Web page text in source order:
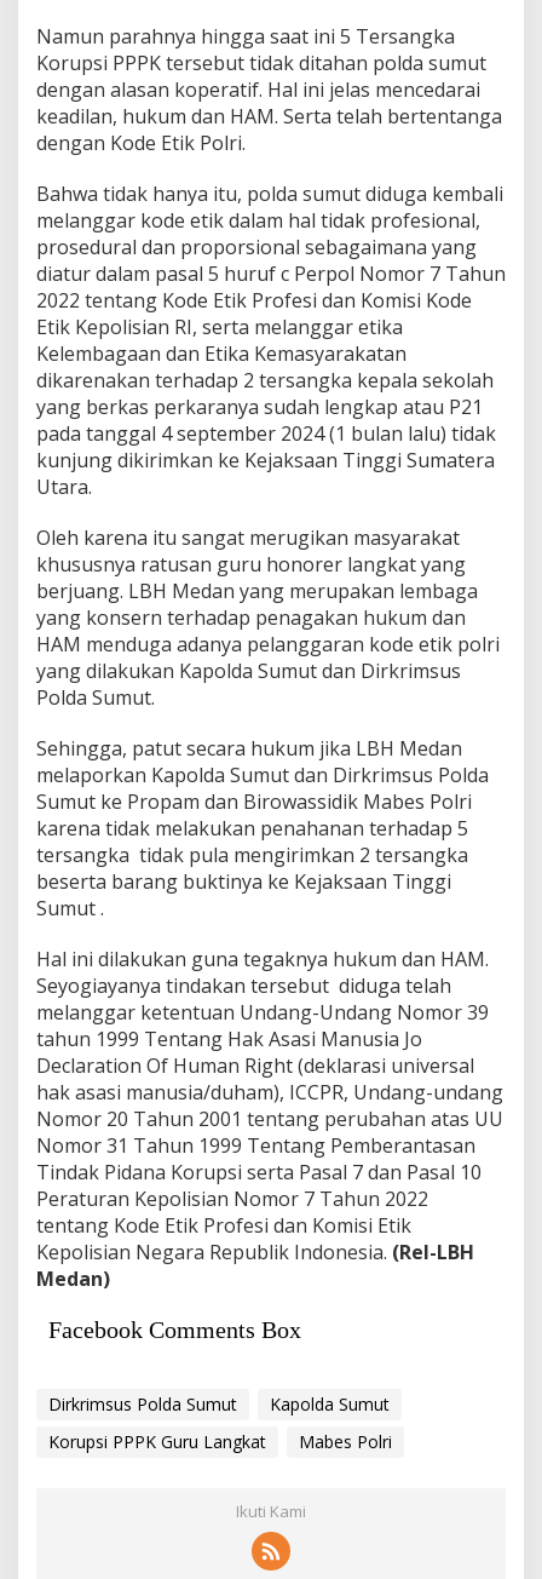
Namun parahnya hingga saat ini 5 Tersangka
Korupsi PPPK tersebut tidak ditahan polda sumut
dengan alasan koperatif. Hal ini jelas mencedarai
keadilan, hukum dan HAM. Serta telah bertentanga
dengan Kode Etik Polri.
Bahwa tidak hanya itu, polda sumut diduga kembali
melanggar kode etik dalam hal tidak profesional,
prosedural dan proporsional sebagaimana yang
diatur dalam pasal 5 huruf c Perpol Nomor 7 Tahun
2022 tentang Kode Etik Profesi dan Komisi Kode
Etik Kepolisian RI, serta melanggar etika
Kelembagaan dan Etika Kemasyarakatan
dikarenakan terhadap 2 tersangka kepala sekolah
yang berkas perkaranya sudah lengkap atau P21
pada tanggal 4 september 2024 (1 bulan lalu) tidak
kunjung dikirimkan ke Kejaksaan Tinggi Sumatera
Utara.
Oleh karena itu sangat merugikan masyarakat
khususnya ratusan guru honorer langkat yang
berjuang. LBH Medan yang merupakan lembaga
yang konsern terhadap penagakan hukum dan
HAM menduga adanya pelanggaran kode etik polri
yang dilakukan Kapolda Sumut dan Dirkrimsus
Polda Sumut.
Sehingga, patut secara hukum jika LBH Medan
melaporkan Kapolda Sumut dan Dirkrimsus Polda
Sumut ke Propam dan Birowassidik Mabes Polri
karena tidak melakukan penahanan terhadap 5
tersangka tidak pula mengirimkan 2 tersangka
beserta barang buktinya ke Kejaksaan Tinggi
Sumut .
Hal ini dilakukan guna tegaknya hukum dan HAM.
Seyogiayanya tindakan tersebut diduga telah
melanggar ketentuan Undang-Undang Nomor 39
tahun 1999 Tentang Hak Asasi Manusia Jo
Declaration Of Human Right (deklarasi universal
hak asasi manusia/duham), ICCPR, Undang-undang
Nomor 20 Tahun 2001 tentang perubahan atas UU
Nomor 31 Tahun 1999 Tentang Pemberantasan
Tindak Pidana Korupsi serta Pasal 7 dan Pasal 10
Peraturan Kepolisian Nomor 7 Tahun 2022
tentang Kode Etik Profesi dan Komisi Etik
Kepolisian Negara Republik Indonesia. (Rel-LBH
Medan)
Facebook Comments Box
Dirkrimsus Polda Sumut
Kapolda Sumut
Korupsi PPPK Guru Langkat
Mabes Polri
Ikuti Kami